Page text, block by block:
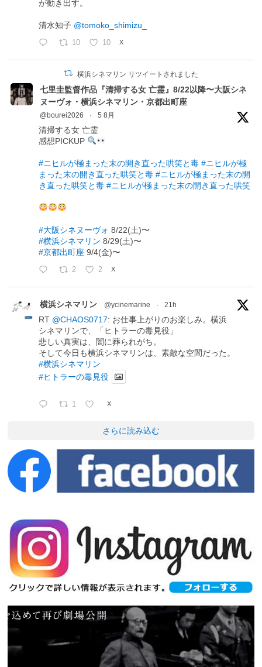
が動き出す。
清水知子 @tomoko_shimizu_
10 10 X
横浜シネマリン リツイートされました
七里圭監督作品『清掃する女 亡霊』8/22以降〜大阪シネ
ヌーヴォ・横浜シネマリン・京都出町座
@bourei2026 · 5 8月
清掃する女 亡霊
感想PICKUP
#ニヒルが極まった末の開き直った哄笑と毒 #ニヒルが極
まった末の開き直った哄笑と毒 #ニヒルが極まった末の開
き直った哄笑と毒 #ニヒルが極まった末の開き直った哄笑
#大阪シネヌーヴォ 8/22(土)〜
#横浜シネマリン 8/29(土)〜
#京都出町座 9/4(金)〜
2 2 X
横浜シネマリン @ycinemarine · 21h
RT @CHAOS0717: お仕事上がりのお楽しみ。横浜
シネマリンで、「ヒトラーの毒見役」
悲しい真実は、闇に葬られがち。
そして今日も横浜シネマリンは、素敵な空間だった。
#横浜シネマリン
#ヒトラーの毒見役
1 X
さらに読み込む